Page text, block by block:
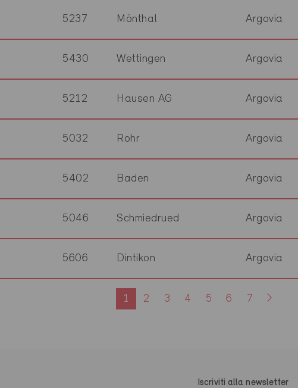
5237 Mönthal Argovia
5430 Wettingen Argovia
5212 Hausen AG Argovia
5032 Rohr Argovia
5402 Baden Argovia
5046 Schmiedrued Argovia
5606 Dintikon Argovia
1 2 3 4 5 6 7
Iscriviti alla newsletter